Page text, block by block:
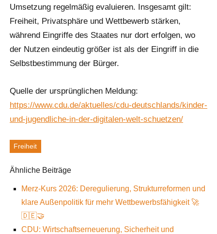
Umsetzung regelmäßig evaluieren. Insgesamt gilt:
Freiheit, Privatsphäre und Wettbewerb stärken,
während Eingriffe des Staates nur dort erfolgen, wo
der Nutzen eindeutig größer ist als der Eingriff in die
Selbstbestimmung der Bürger.
Quelle der ursprünglichen Meldung:
https://www.cdu.de/aktuelles/cdu-deutschlands/kinder-
und-jugendliche-in-der-digitalen-welt-schuetzen/
Schlagworte
Freiheit
Ähnliche Beiträge
Merz-Kurs 2026: Deregulierung, Strukturreformen und
klare Außenpolitik für mehr Wettbewerbsfähigkeit 🚀
🇩🇪🤝
CDU: Wirtschaftserneuerung, Sicherheit und